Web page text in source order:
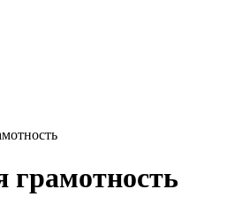
грамотность